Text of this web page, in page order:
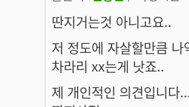
딴지거는것 아니고요..
저 정도에 자살할만큼
차라리 xx는게 낫죠..
제 개인적인 의견입니다